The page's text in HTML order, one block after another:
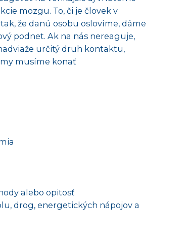
mozgu. To, či je človek v
že danú osobu oslovíme, dáme
podnet. Ak na nás nereaguje,
určitý druh kontaktu,
musíme konať
alebo opitosť
drog, energetických nápojov a